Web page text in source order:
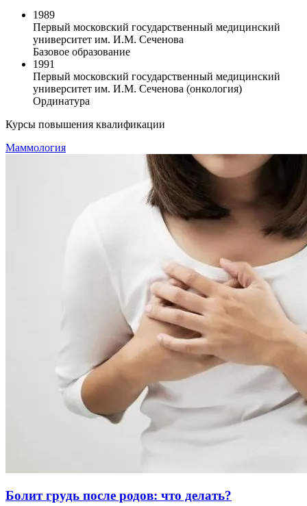
1989
Первый московский государственный медицинский
университет им. И.М. Сеченова
Базовое образование
1991
Первый московский государственный медицинский
университет им. И.М. Сеченова (онкология)
Ординатура
Курсы повышения квалификации
Маммология
Болит грудь после родов: что делать?